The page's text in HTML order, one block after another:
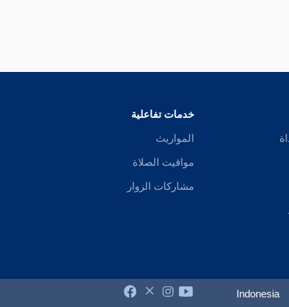
خدمات تفاعلية
المواريث
مواقيت الصلاة
مشاركات الزوار
Indonesia